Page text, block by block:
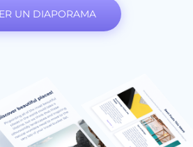
UN DIAPORAMA